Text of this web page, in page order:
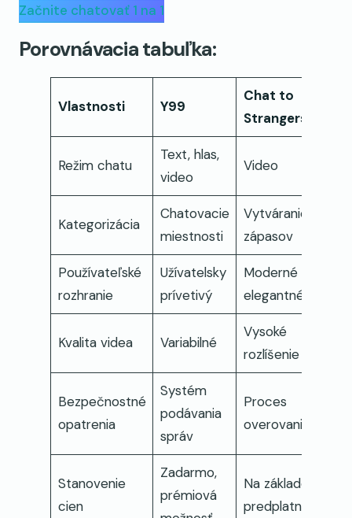
Začnite chatovať 1 na 1
Porovnávacia tabuľka:
Vlastnosti Y99
Chat to
Strangers
Režim chatu
Text, hlas,
video
Video
Kategorizácia
Chatovacie
miestnosti
Vytváranie
zápasov
Používateľské
rozhranie
Užívatelsky
prívetivý
Moderné a
elegantné
Kvalita videa Variabilné
Vysoké
rozlíšenie
Bezpečnostné
opatrenia
Systém
podávania
správ
Proces
overovania
Stanovenie
cien
Zadarmo,
prémiová
Na základe
predplatného